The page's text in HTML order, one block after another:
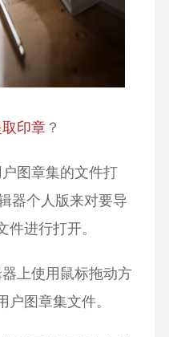
印章？
图章集的文件打
器个人版来对要导
件进行打开。
上使用鼠标拖动方
户图章集文件。